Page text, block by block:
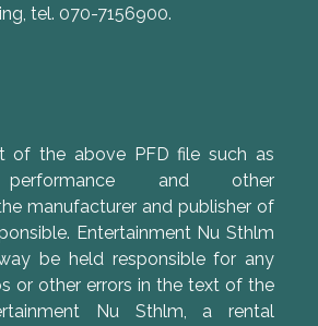
tel. 070-7156900.
of the above PFD file such as
performance and other
manufacturer and publisher of
Entertainment Nu Sthlm
be held responsible for any
or other errors in the text of the
Nu Sthlm, a rental